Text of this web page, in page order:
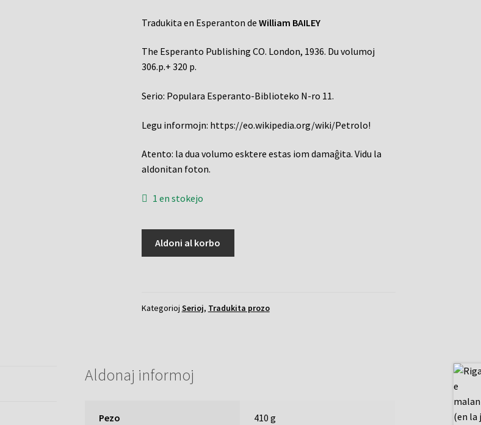
Tradukita en Esperanton de William BAILEY
The Esperanto Publishing CO. London, 1936. Du volumoj
306.p.+ 320 p.
Serio: Populara Esperanto-Biblioteko N-ro 11.
Legu informojn: https://eo.wikipedia.org/wiki/Petrolo!
Atento: la dua volumo esktere estas iom damaĝita. Vidu la
aldonitan foton.
1 en stokejo
Aldoni al korbo
Kategorioj Serioj, Tradukita prozo
Aldonaj informoj
Pezo 410 g